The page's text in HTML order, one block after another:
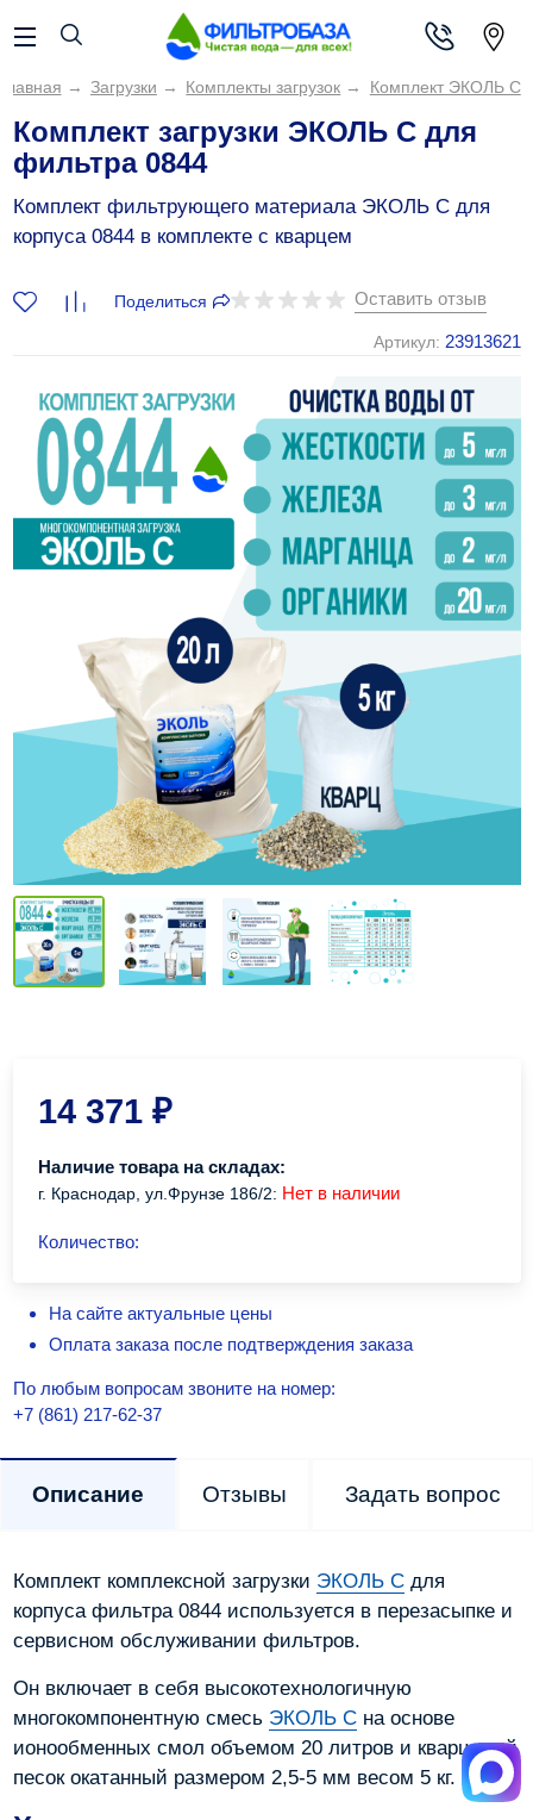
→ Загрузки → Комплекты загрузок → Комплект ЭКОЛЬ С
Комплект загрузки ЭКОЛЬ С для
фильтра 0844
Комплект фильтрующего материала ЭКОЛЬ С для
корпуса 0844 в комплекте с кварцем
Оставить отзыв
Артикул: 23913621
Поделиться
14 371 ₽
Наличие товара на складах:
г. Краснодар, ул.Фрунзе 186/2: Нет в наличии
Количество:
На сайте актуальные цены
Оплата заказа после подтверждения заказа
По любым вопросам звоните на номер:
+7 (861) 217-62-37
Описание Отзывы Задать вопрос
Комплект комплексной загрузки ЭКОЛЬ Сдля
корпуса фильтра 0844 используется в перезасыпке и
сервисном обслуживании фильтров.
Он включает в себя высокотехнологичную
многокомпонентную смесь ЭКОЛЬ Сна основе
ионообменных смол объемом 20 литров и кварцевый
песок окатанный размером 2,5-5 мм весом 5 кг.